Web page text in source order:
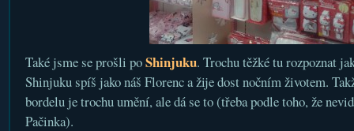
Také jsme se prošli poShinjuku. Trochu těžké tu rozpoznat
Shinjuku spíš jako náš Florenc a žije dost nočním životem.
bordelu je trochu umění, ale dá se to (třeba podle toho, že
Pačinka).